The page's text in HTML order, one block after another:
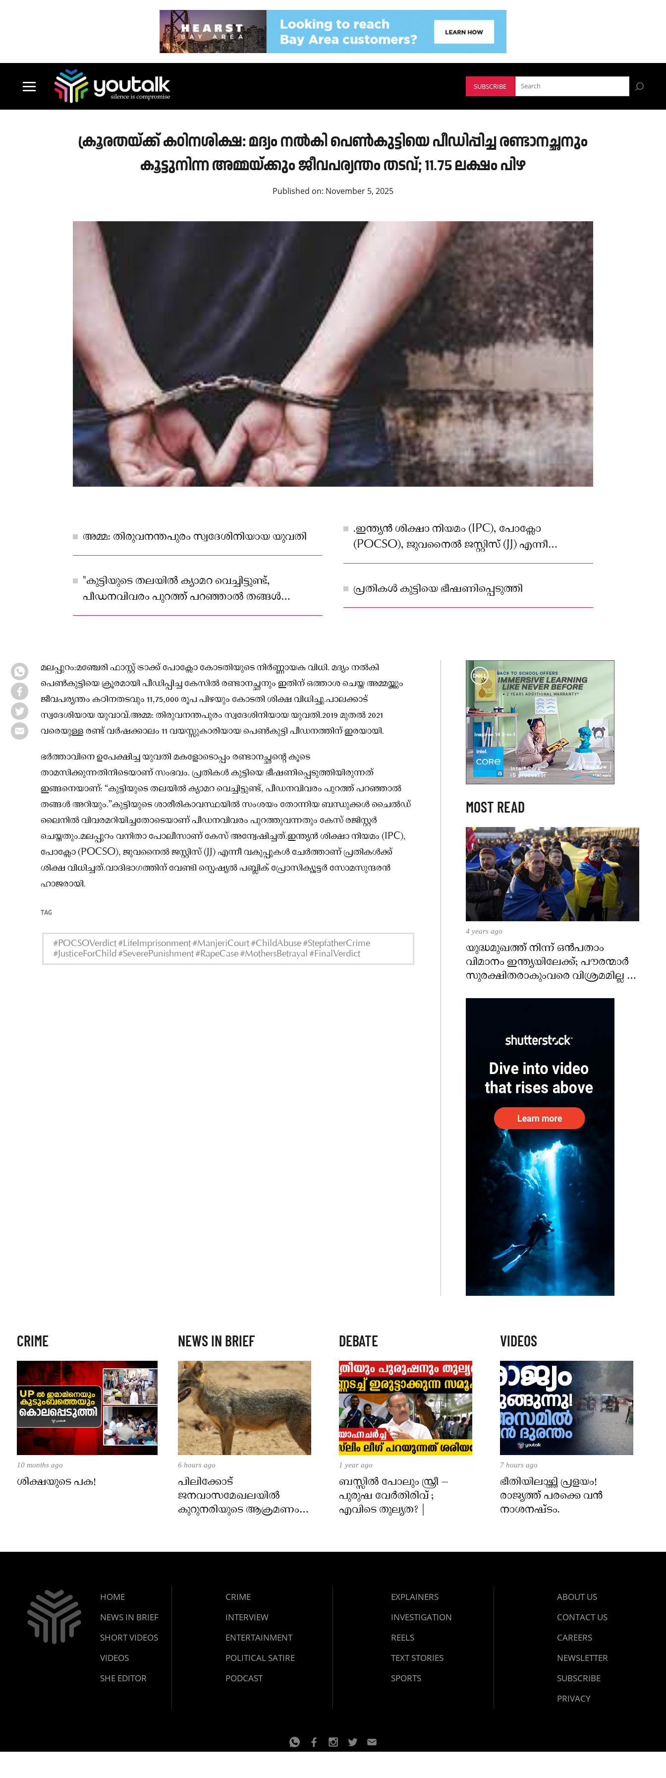
SUBSCRIBE
ക്രൂരതയ്ക്ക് കഠിനശിക്ഷ: മദ്യം നൽകി പെൺകുട്ടിയെ പീഡിപ്പിച്ച രണ്ടാനച്ഛനും
കൂട്ടുനിന്ന അമ്മയ്ക്കും ജീവപര്യന്തം തടവ്; 11.75 ലക്ഷം പിഴ
Published on: November 5, 2025
അമ്മ: തിരുവനന്തപുരം സ്വദേശിനിയായ യുവതി
.ഇന്ത്യൻ ശിക്ഷാ നിയമം (IPC), പോക്സോ
(POCSO), ജുവനൈൽ ജസ്റ്റിസ് (JJ) എന്നീ
വകുപ്പുകൾ ചേർത്താണ് പ്രതികൾക്ക് ശിക്ഷ
"കുട്ടിയുടെ തലയിൽ ക്യാമറ വെച്ചിട്ടുണ്ട്,
പീഡനവിവരം പുറത്ത് പറഞ്ഞാൽ തങ്ങൾ
അറിയും.
പ്രതികൾ കുട്ടിയെ ഭീഷണിപ്പെടുത്തി
മലപ്പുറം:മഞ്ചേരി ഫാസ്റ്റ് ട്രാക്ക് പോക്സോ കോടതിയുടെ നിർണ്ണായക വിധി. മദ്യം നൽകി
പെൺകുട്ടിയെ ക്രൂരമായി പീഡിപ്പിച്ച കേസിൽ രണ്ടാനച്ഛനും ഇതിന് ഒത്താശ ചെയ്ത അമ്മയ്ക്കും
ജീവപര്യന്തം കഠിനതടവും 11,75,000 രൂപ പിഴയും കോടതി ശിക്ഷ വിധിച്ചു.പാലക്കാട്
സ്വദേശിയായ യുവാവ്.അമ്മ: തിരുവനന്തപുരം സ്വദേശിനിയായ യുവതി.2019 മുതൽ 2021
വരെയുള്ള രണ്ട് വർഷക്കാലം 11 വയസ്സുകാരിയായ പെൺകുട്ടി പീഡനത്തിന് ഇരയായി.
ഭർത്താവിനെ ഉപേക്ഷിച്ച യുവതി മകളോടൊപ്പം രണ്ടാനച്ഛന്റെ കൂടെ
താമസിക്കുന്നതിനിടെയാണ് സംഭവം. പ്രതികൾ കുട്ടിയെ ഭീഷണിപ്പെടുത്തിയിരുന്നത്
ഇങ്ങനെയാണ്: “കുട്ടിയുടെ തലയിൽ ക്യാമറ വെച്ചിട്ടുണ്ട്, പീഡനവിവരം പുറത്ത് പറഞ്ഞാൽ
തങ്ങൾ അറിയും.”കുട്ടിയുടെ ശാരീരികാവസ്ഥയിൽ സംശയം തോന്നിയ ബന്ധുക്കൾ ചൈൽഡ്
ലൈനിൽ വിവരമറിയിച്ചതോടെയാണ് പീഡനവിവരം പുറത്തുവന്നതും കേസ് രജിസ്റ്റർ
ചെയ്തതും.മലപ്പുറം വനിതാ പോലീസാണ് കേസ് അന്വേഷിച്ചത്.ഇന്ത്യൻ ശിക്ഷാ നിയമം (IPC),
പോക്സോ (POCSO), ജുവനൈൽ ജസ്റ്റിസ് (JJ) എന്നീ വകുപ്പുകൾ ചേർത്താണ് പ്രതികൾക്ക്
ശിക്ഷ വിധിച്ചത്.വാദിഭാഗത്തിന് വേണ്ടി സ്പെഷ്യൽ പബ്ലിക് പ്രോസിക്യൂട്ടർ സോമസുന്ദരൻ
ഹാജരായി.
TAG
#POCSOVerdict #LifeImprisonment #ManjeriCourt #ChildAbuse #StepfatherCrime
#JusticeForChild #SeverePunishment #RapeCase #MothersBetrayal #FinalVerdict
MOST READ
4 years ago
യുദ്ധമുഖത്ത് നിന്ന് ഒൻപതാം
വിമാനം ഇന്ത്യയിലേക്ക്; പൗരന്മാർ
സുരക്ഷിതരാകുംവരെ വിശ്രമമില്ല –
CRIME
10 months ago
ശിക്ഷയുടെ പക!
NEWS IN BRIEF
6 hours ago
പിലിക്കോട്
ജനവാസമേഖലയിൽ
കുറുനരിയുടെ ആക്രമണം;
പഞ്ചായത്ത്
DEBATE
1 year ago
ബസ്സിൽ പോലും സ്ത്രീ –
പുരുഷ വേർതിരിവ് ;
എവിടെ തുല്യത? |
VIDEOS
7 hours ago
ഭീതിയിലാഴ്ത്തി പ്രളയം!
രാജ്യത്ത് പരക്കെ വൻ
നാശനഷ്ടം.
HOME
NEWS IN BRIEF
SHORT VIDEOS
VIDEOS
SHE EDITOR
CRIME
INTERVIEW
ENTERTAINMENT
POLITICAL SATIRE
PODCAST
EXPLAINERS
INVESTIGATION
REELS
TEXT STORIES
SPORTS
ABOUT US
CONTACT US
CAREERS
NEWSLETTER
SUBSCRIBE
PRIVACY